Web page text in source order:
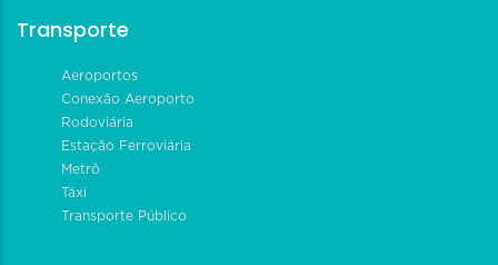
Transporte
Aeroportos
Conexão Aeroporto
Rodoviária
Estação Ferroviária
Metrô
Táxi
Transporte Público